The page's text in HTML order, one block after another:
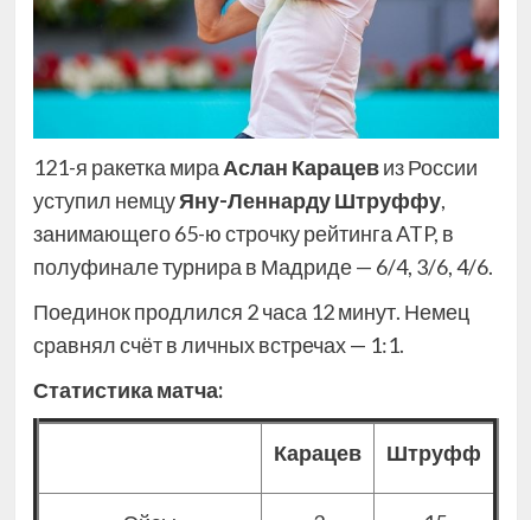
121-я ракетка мира Аслан Карацевиз России
уступил немцуЯну-Леннарду Штруффу,
занимающего 65-ю строчку рейтинга ATP, в
полуфинале турнира в Мадриде — 6/4, 3/6, 4/6.
Поединок продлился 2 часа 12 минут. Немец
сравнял счёт в личных встречах — 1:1.
Статистика матча:
Карацев Штруфф